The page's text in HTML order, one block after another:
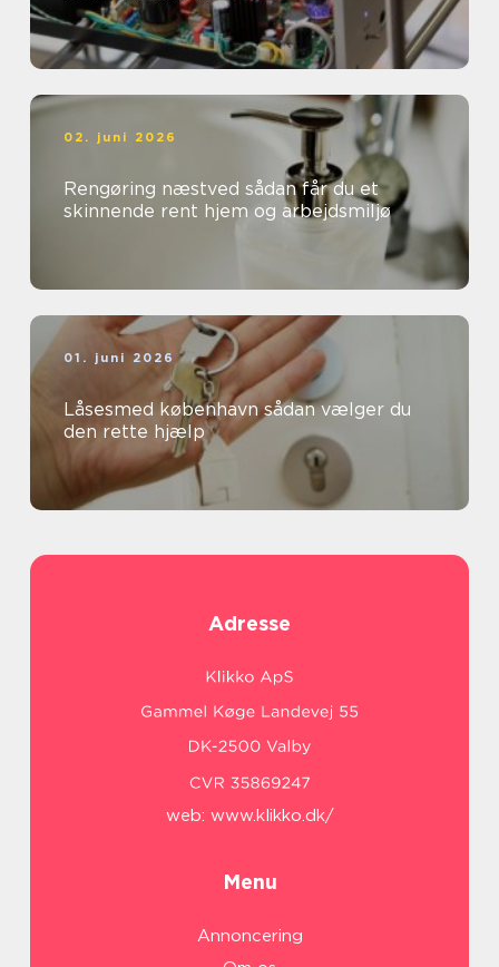
02. juni 2026
Rengøring næstved sådan får du et
skinnende rent hjem og arbejdsmiljø
01. juni 2026
Låsesmed københavn sådan vælger du
den rette hjælp
Adresse
web: www.klikko.dk/
Menu
Annoncering